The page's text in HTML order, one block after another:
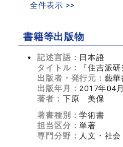
全件表示 >>
書籍等出版物
記述言語： 日本語
タイトル：
『住吉派研
出版者・発行元： 藝華
出版年月：2017年04月
著者： 下原 美保
著書種別：学術書
担当区分：単著
専門分野： 人文・社